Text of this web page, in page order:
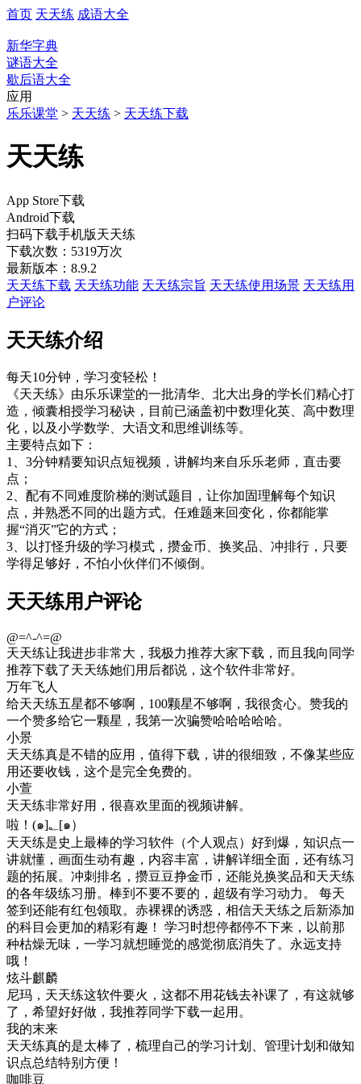
首页 天天练 成语大全
新华字典
谜语大全
歇后语大全
应用
乐乐课堂 > 天天练 > 天天练下载
天天练
App Store下载
Android下载
扫码下载手机版天天练
下载次数：5319万次
最新版本：8.9.2
天天练下载 天天练功能 天天练宗旨 天天练使用场景 天天练用
户评论
天天练介绍
每天10分钟，学习变轻松！
《天天练》由乐乐课堂的一批清华、北大出身的学长们精心打
造，倾囊相授学习秘诀，目前已涵盖初中数理化英、高中数理
化，以及小学数学、大语文和思维训练等。
主要特点如下：
1、3分钟精要知识点短视频，讲解均来自乐乐老师，直击要
点；
2、配有不同难度阶梯的测试题目，让你加固理解每个知识
点，并熟悉不同的出题方式。任难题来回变化，你都能掌
握“消灭”它的方式；
3、以打怪升级的学习模式，攒金币、换奖品、冲排行，只要
学得足够好，不怕小伙伴们不倾倒。
天天练用户评论
@=^-^=@
天天练让我进步非常大，我极力推荐大家下载，而且我向同学
推荐下载了天天练她们用后都说，这个软件非常好。
万年飞人
给天天练五星都不够啊，100颗星不够啊，我很贪心。赞我的
一个赞多给它一颗星，我第一次骗赞哈哈哈哈哈。
小景
天天练真是不错的应用，值得下载，讲的很细致，不像某些应
用还要收钱，这个是完全免费的。
小萱
天天练非常好用，很喜欢里面的视频讲解。
啦！(๑]؂[๑）
天天练是史上最棒的学习软件（个人观点）好到爆，知识点一
讲就懂，画面生动有趣，内容丰富，讲解详细全面，还有练习
题的拓展。冲刺排名，攒豆豆挣金币，还能兑换奖品和天天练
的各年级练习册。棒到不要不要的，超级有学习动力。 每天
签到还能有红包领取。赤裸裸的诱惑，相信天天练之后新添加
的科目会更加的精彩有趣！ 学习时想停都停不下来，以前那
种枯燥无味，一学习就想睡觉的感觉彻底消失了。永远支持
哦！
炫斗麒麟
尼玛，天天练这软件要火，这都不用花钱去补课了，有这就够
了，希望好好做，我推荐同学下载一起用。
我的末来
天天练真的是太棒了，梳理自己的学习计划、管理计划和做知
识点总结特别方便！
咖啡豆